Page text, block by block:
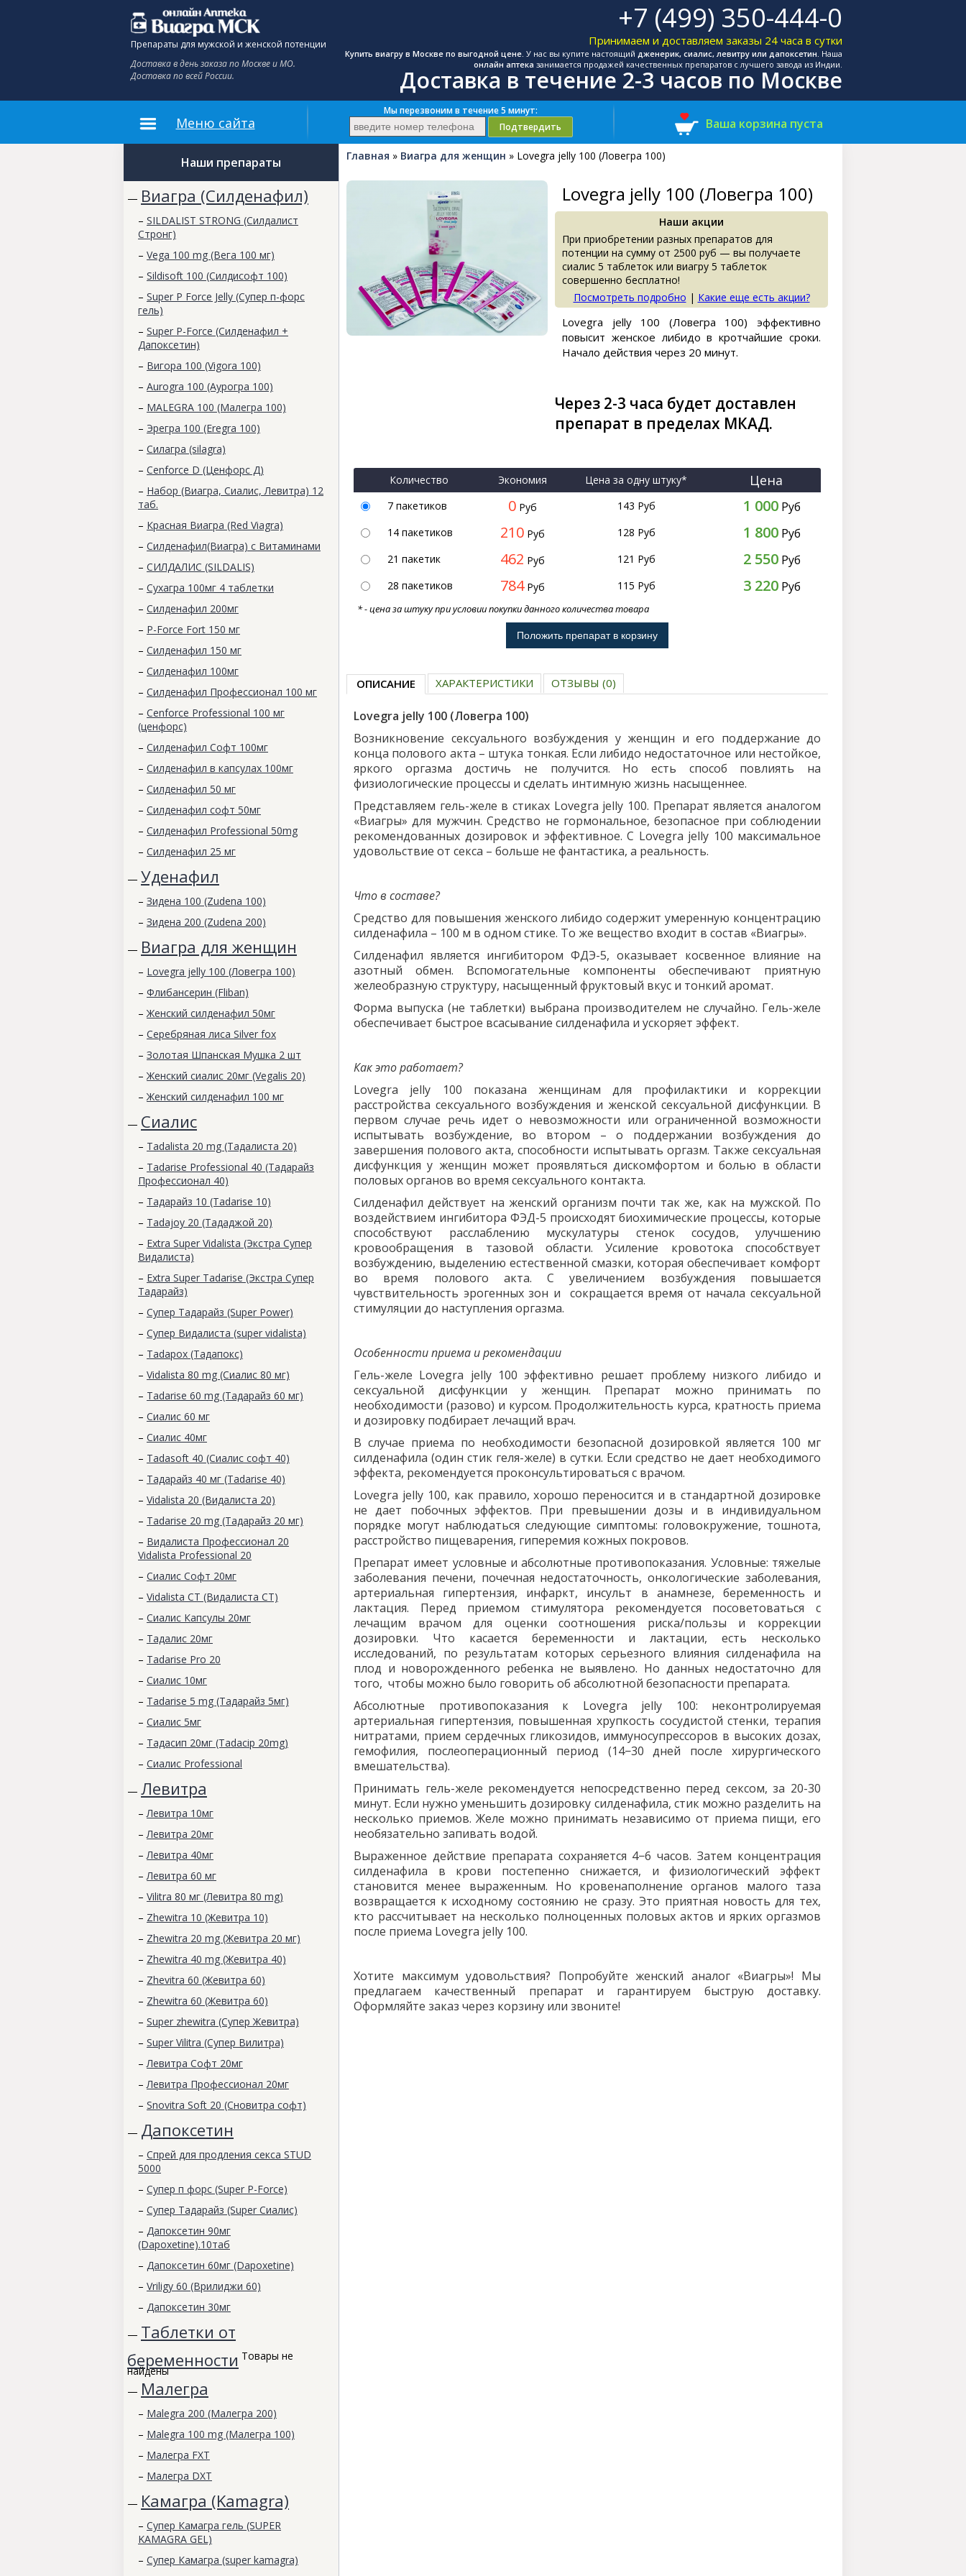
Препараты для мужской и женской потенции
Доставка в день заказа по Москве и МО.
Доставка по всей России.
+7 (499) 350-444-0
Принимаем и доставляем заказы 24 часа в сутки
Купить виагру в Москве по выгодной цене. У нас вы купите настоящий дженерик, сиалис, левитру или дапоксетин. Наша
онлайн аптека занимается продажей качественных препаратов с лучшего завода из Индии.
Доставка в течение 2-3 часов по Москве
Меню сайта
Мы перезвоним в течение 5 минут:
Подтвердить
Ваша корзина пуста
Наши препараты
— Виагра (Силденафил)
– SILDALIST STRONG (Силдалист
Стронг)
– Vega 100 mg (Вега 100 мг)
– Sildisoft 100 (Силдисофт 100)
– Super P Force Jelly (Супер п-форс
гель)
– Super P-Force (Силденафил +
Дапоксетин)
– Вигора 100 (Vigora 100)
– Aurogra 100 (Аурогра 100)
– MALEGRA 100 (Малегра 100)
– Эрегра 100 (Eregra 100)
– Силагра (silagra)
– Cenforce D (Ценфорс Д)
– Набор (Виагра, Сиалис, Левитра) 12
таб.
– Красная Виагра (Red Viagra)
– Силденафил(Виагра) с Витаминами
– СИЛДАЛИС (SILDALIS)
– Сухагра 100мг 4 таблетки
– Силденафил 200мг
– P-Force Fort 150 мг
– Силденафил 150 мг
– Силденафил 100мг
– Силденафил Профессионал 100 мг
– Cenforce Professional 100 мг
(ценфорс)
– Силденафил Софт 100мг
– Силденафил в капсулах 100мг
– Силденафил 50 мг
– Силденафил софт 50мг
– Силденафил Professional 50mg
– Силденафил 25 мг
— Уденафил
– Зидена 100 (Zudena 100)
– Зидена 200 (Zudena 200)
— Виагра для женщин
– Lovegra jelly 100 (Ловегра 100)
– Флибансерин (Fliban)
– Женский силденафил 50мг
– Серебряная лиса Silver fox
– Золотая Шпанская Мушка 2 шт
– Женский сиалис 20мг (Vegalis 20)
– Женский силденафил 100 мг
— Сиалис
– Tadalista 20 mg (Тадалиста 20)
– Tadarise Professional 40 (Тадарайз
Профессионал 40)
– Тадарайз 10 (Tadarise 10)
– Tadajoy 20 (Тададжой 20)
– Extra Super Vidalista (Экстра Супер
Видалиста)
– Extra Super Tadarise (Экстра Супер
Тадарайз)
– Супер Тадарайз (Super Power)
– Супер Видалиста (super vidalista)
– Tadapox (Тадапокс)
– Vidalista 80 mg (Сиалис 80 мг)
– Tadarise 60 mg (Тадарайз 60 мг)
– Сиалис 60 мг
– Cиалис 40мг
– Tadasoft 40 (Сиалис софт 40)
– Тадарайз 40 мг (Tadarise 40)
– Vidalista 20 (Видалиста 20)
– Tadarise 20 mg (Тадарайз 20 мг)
– Видалиста Профессионал 20
Vidalista Professional 20
– Сиалис Софт 20мг
– Vidalista CT (Видалиста СТ)
– Сиалис Капсулы 20мг
– Тадалис 20мг
– Tadarise Pro 20
– Сиалис 10мг
– Tadarise 5 mg (Тадарайз 5мг)
– Сиалис 5мг
– Тадасип 20мг (Tadacip 20mg)
– Сиалис Professional
— Левитра
– Левитра 10мг
– Левитра 20мг
– Левитра 40мг
– Левитра 60 мг
– Vilitra 80 мг (Левитра 80 mg)
– Zhewitra 10 (Жевитра 10)
– Zhewitra 20 mg (Жевитра 20 мг)
– Zhewitra 40 mg (Жевитра 40)
– Zhevitra 60 (Жевитра 60)
– Zhewitra 60 (Жевитра 60)
– Super zhewitra (Супер Жевитра)
– Super Vilitra (Супер Вилитра)
– Левитра Софт 20мг
– Левитра Профессионал 20мг
– Snovitra Soft 20 (Сновитра софт)
— Дапоксетин
– Спрей для продления секса STUD
5000
– Супер п форс (Super P-Force)
– Супер Тадарайз (Super Сиалис)
– Дапоксетин 90мг
(Dapoxetine).10таб
– Дапоксетин 60мг (Dapoxetine)
– Vriligy 60 (Врилиджи 60)
– Дапоксетин 30мг
— Таблетки от
беременности Товары не
найдены
— Малегра
– Malegra 200 (Малегра 200)
– Malegra 100 mg (Малегра 100)
– Малегра FXT
– Малегра DXT
— Камагра (Kamagra)
– Супер Камагра гель (SUPER
KAMAGRA GEL)
– Супер Камагра (super kamagra)
Главная » Виагра для женщин » Lovegra jelly 100 (Ловегра 100)
Lovegra jelly 100 (Ловегра 100)
Наши акции
При приобретении разных препаратов для
потенции на сумму от 2500 руб — вы получаете
сиалис 5 таблеток или виагру 5 таблеток
совершенно бесплатно!
Посмотреть подробно | Какие еще есть акции?
Lovegra jelly 100 (Ловегра 100) эффективно
повысит женское либидо в кротчайшие сроки.
Начало действия через 20 минут.
Через 2-3 часа будет доставлен
препарат в пределах МКАД.
Количество Экономия Цена за одну штуку* Цена
7 пакетиков 0 Руб 143 Руб 1 000 Руб
14 пакетиков 210 Руб 128 Руб 1 800 Руб
21 пакетик 462 Руб 121 Руб 2 550 Руб
28 пакетиков 784 Руб 115 Руб 3 220 Руб
* - цена за штуку при условии покупки данного количества товара
ОПИСАНИЕ ХАРАКТЕРИСТИКИ ОТЗЫВЫ (0)
Lovegra jelly 100 (Ловегра 100)
Возникновение сексуального возбуждения у женщин и его поддержание до
конца полового акта – штука тонкая. Если либидо недостаточное или нестойкое,
яркого оргазма достичь не получится. Но есть способ повлиять на
физиологические процессы и сделать интимную жизнь насыщеннее.
Представляем гель-желе в стиках Lovegra jelly 100. Препарат является аналогом
«Виагры» для мужчин. Средство не гормональное, безопасное при соблюдении
рекомендованных дозировок и эффективное. С Lovegra jelly 100 максимальное
удовольствие от секса – больше не фантастика, а реальность.
Что в составе?
Средство для повышения женского либидо содержит умеренную концентрацию
силденафила – 100 м в одном стике. То же вещество входит в состав «Виагры».
Силденафил является ингибитором ФДЭ-5, оказывает косвенное влияние на
азотный обмен. Вспомогательные компоненты обеспечивают приятную
желеобразную структуру, насыщенный фруктовый вкус и тонкий аромат.
Форма выпуска (не таблетки) выбрана производителем не случайно. Гель-желе
обеспечивает быстрое всасывание силденафила и ускоряет эффект.
Как это работает?
Lovegra jelly 100 показана женщинам для профилактики и коррекции
расстройства сексуального возбуждения и женской сексуальной дисфункции. В
первом случае речь идет о невозможности или ограниченной возможности
испытывать возбуждение, во втором – о поддержании возбуждения до
завершения полового акта, способности испытывать оргазм. Также сексуальная
дисфункция у женщин может проявляться дискомфортом и болью в области
половых органов во время сексуального контакта.
Силденафил действует на женский организм почти так же, как на мужской. По
воздействием ингибитора ФЭД-5 происходят биохимические процессы, которые
способствуют расслаблению мускулатуры стенок сосудов, улучшению
кровообращения в тазовой области. Усиление кровотока способствует
возбуждению, выделению естественной смазки, которая обеспечивает комфорт
во время полового акта. С увеличением возбуждения повышается
чувствительность эрогенных зон и сокращается время от начала сексуальной
стимуляции до наступления оргазма.
Особенности приема и рекомендации
Гель-желе Lovegra jelly 100 эффективно решает проблему низкого либидо и
сексуальной дисфункции у женщин. Препарат можно принимать по
необходимости (разово) и курсом. Продолжительность курса, кратность приема
и дозировку подбирает лечащий врач.
В случае приема по необходимости безопасной дозировкой является 100 мг
силденафила (один стик геля-желе) в сутки. Если средство не дает необходимого
эффекта, рекомендуется проконсультироваться с врачом.
Lovegra jelly 100, как правило, хорошо переносится и в стандартной дозировке
не дает побочных эффектов. При превышении дозы и в индивидуальном
порядке могут наблюдаться следующие симптомы: головокружение, тошнота,
расстройство пищеварения, гиперемия кожных покровов.
Препарат имеет условные и абсолютные противопоказания. Условные: тяжелые
заболевания печени, почечная недостаточность, онкологические заболевания,
артериальная гипертензия, инфаркт, инсульт в анамнезе, беременность и
лактация. Перед приемом стимулятора рекомендуется посоветоваться с
лечащим врачом для оценки соотношения риска/пользы и коррекции
дозировки. Что касается беременности и лактации, есть несколько
исследований, по результатам которых серьезного влияния силденафила на
плод и новорожденного ребенка не выявлено. Но данных недостаточно для
того, чтобы можно было говорить об абсолютной безопасности препарата.
Абсолютные противопоказания к Lovegra jelly 100: неконтролируемая
артериальная гипертензия, повышенная хрупкость сосудистой стенки, терапия
нитратами, прием сердечных гликозидов, иммуносупрессоров в высоких дозах,
гемофилия, послеоперационный период (14−30 дней после хирургического
вмешательства).
Принимать гель-желе рекомендуется непосредственно перед сексом, за 20-30
минут. Если нужно уменьшить дозировку силденафила, стик можно разделить на
несколько приемов. Желе можно принимать независимо от приема пищи, его
необязательно запивать водой.
Выраженное действие препарата сохраняется 4−6 часов. Затем концентрация
силденафила в крови постепенно снижается, и физиологический эффект
становится менее выраженным. Но кровенаполнение органов малого таза
возвращается к исходному состоянию не сразу. Это приятная новость для тех,
кто рассчитывает на несколько полноценных половых актов и ярких оргазмов
после приема Lovegra jelly 100.
Хотите максимум удовольствия? Попробуйте женский аналог «Виагры»! Мы
предлагаем качественный препарат и гарантируем быструю доставку.
Оформляйте заказ через корзину или звоните!